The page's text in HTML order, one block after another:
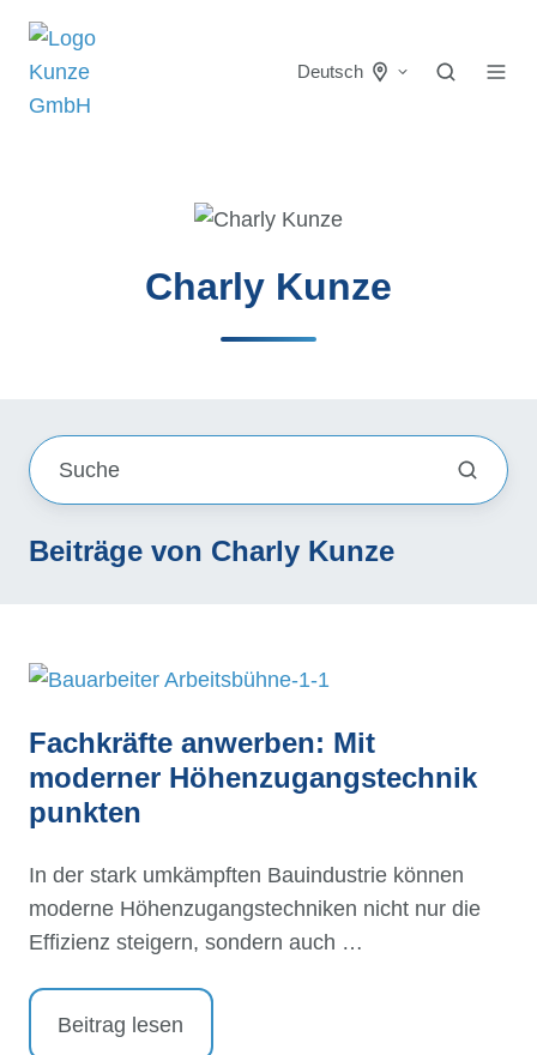
Deutsch
Charly Kunze
Beiträge von Charly Kunze
Fachkräfte anwerben: Mit
moderner Höhenzugangstechnik
punkten
In der stark umkämpften Bauindustrie können
moderne Höhenzugangstechniken nicht nur die
Effizienz steigern, sondern auch …
Beitrag lesen